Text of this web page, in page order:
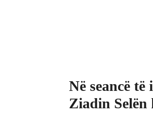
Në seancë
Ziadin